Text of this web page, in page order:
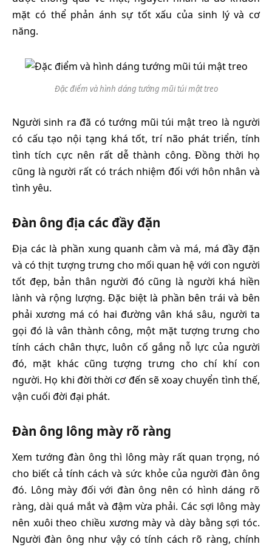
mặt có thể phản ánh sự tốt xấu của sinh lý và cơ
năng.
Đặc điểm và hình dáng tướng mũi túi mật treo
Người sinh ra đã có tướng mũi túi mật treo là người
có cấu tạo nội tạng khá tốt, trí não phát triển, tính
tình tích cực nên rất dễ thành công. Đồng thời họ
cũng là người rất có trách nhiệm đối với hôn nhân và
tình yêu.
Đàn ông địa các đầy đặn
Địa các là phần xung quanh cằm và má, má đầy đặn
và có thịt tượng trưng cho mối quan hệ với con người
tốt đẹp, bản thân người đó cũng là người khá hiền
lành và rộng lượng. Đặc biệt là phần bên trái và bên
phải xương má có hai đường vân khá sâu, người ta
gọi đó là vân thành công, một mặt tượng trưng cho
tính cách chân thực, luôn cố gắng nỗ lực của người
đó, mặt khác cũng tượng trưng cho chí khí con
người. Họ khi đời thời cơ đến sẽ xoay chuyển tình thế,
vận cuối đời đại phát.
Đàn ông lông mày rõ ràng
Xem tướng đàn ông thì lông mày rất quan trọng, nó
cho biết cả tính cách và sức khỏe của người đàn ông
đó. Lông mày đối với đàn ông nên có hình dáng rõ
ràng, dài quá mắt và đậm vừa phải. Các sợi lông mày
nên xuôi theo chiều xương mày và dày bằng sợi tóc.
Người đàn ông như vậy có tính cách rõ ràng, chính